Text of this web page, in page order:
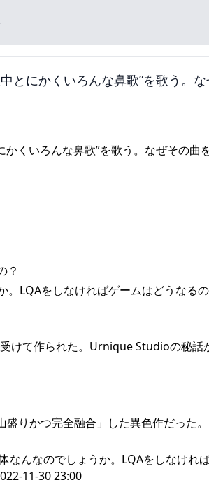
とにかくいろんな鼻歌”を歌う。
？
LQAをしなければゲームはどうなる
けて作られた。Urnique Studioの秘話
盛りかつ完全融合」した異色作だった
んなのでしょうか。LQAをしなけれ
11-30 23:00